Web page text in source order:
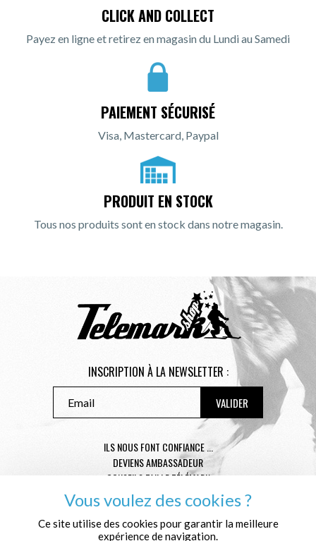
CLICK AND COLLECT
Payez en ligne et retirez en magasin du Lundi au Samedi
PAIEMENT SÉCURISÉ
Visa, Mastercard, Paypal
PRODUIT EN STOCK
Tous nos produits sont en stock dans notre magasin.
INSCRIPTION À LA NEWSLETTER :
ILS NOUS FONT CONFIANCE ...
DEVIENS AMBASSADEUR
CONSEILS TAILLE TÉLÉMARK
CONDITIONS GÉNÉRALES DE VENTE
MENTIONS LÉGALES
POLITIQUE DE CONFIDENTIALITÉ
Vous voulez des cookies ?
Ce site utilise des cookies pour garantir la meilleure
expérience de navigation.